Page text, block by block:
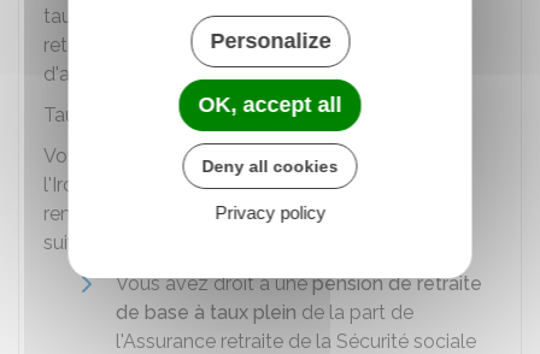
taux majoré selon l'âge auquel vous partez à la
retraite et/ou votre nombre de trimestres
d'assurance retraite.
Taux plein
Votre allocation de retraite complémentaire de
l'Ircantec vous est verséeà taux plein
remplissez notamment l'une des conditions
suivantes :
Vous avez droit à unepension de retraite
de base à taux plein de la part de
l'Assurance retraite de la Sécurité sociale
Personalize
OK, accept all
Deny all cookies
Privacy policy